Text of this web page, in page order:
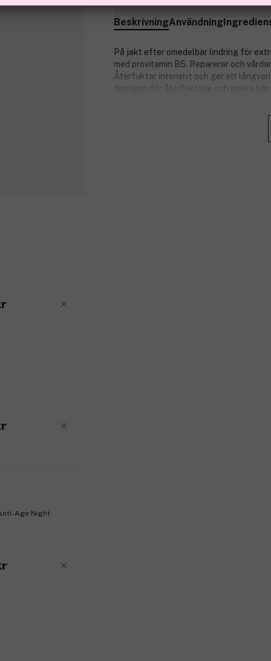
BeskrivningAnvändning
På jakt efter omedelbar lindring för
med provitamin B5. Reparerar och
Återfuktar intensivt och ger ett
dagligen för återfuktade och mjuka
Age Night